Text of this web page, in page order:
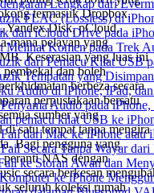
Lengkap dari
FLAC (Lossless) di
dari iCloud Drive pada
Melihat Komen pada Trek
dari Pemacu Kilat USB
Tempatan yang
Audio di iPhone, iPad,
Audio pada
pemacu kilat USB ke
dari Mac ke iPhone atau
Secara Tanpa Wayar
ke Storan Awan dan
ke iPhone
termasuk Dropbox,
pCloud,
mana pelayan yang
Keserasian yang luas ini
pembekal dan boleh
berbeza secara
perpustakaan bersatu
sumber yang
satu tempat tanpa mengira
Bagi pengguna yang
peranti NAS dengan
secara berkesan
seluruh koleksi rumah